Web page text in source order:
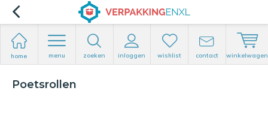
home menu zoeken inloggen wishlist contact winkelwagen
Poetsrollen